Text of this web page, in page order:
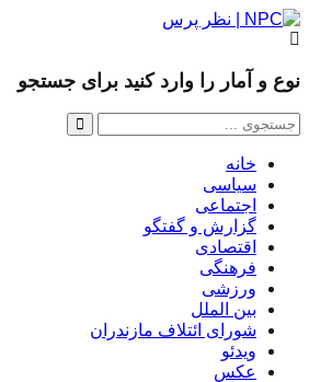
نوع و آمار را وارد کنید برای جستجو
خانه
سیاسی
اجتماعی
گزارش و گفتگو
اقتصادی
فرهنگی
ورزشی
بین الملل
شورای ائتلاف مازندران
ویدئو
عکس